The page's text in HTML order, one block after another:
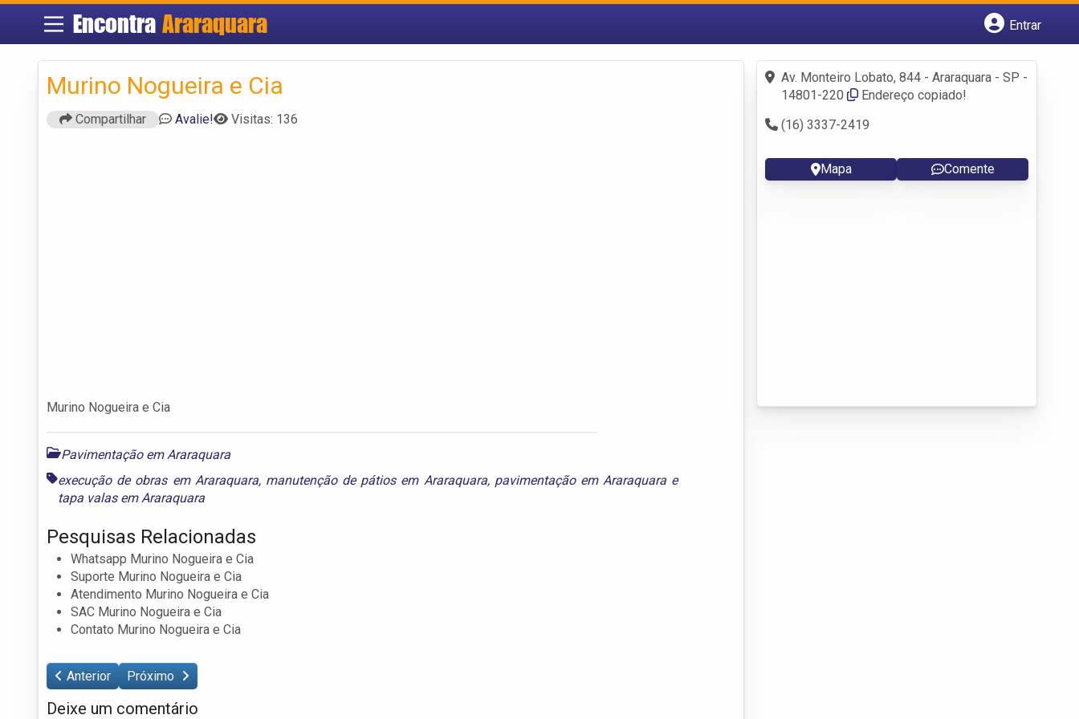
Encontra Araraquara
Entrar
Fazer login
Criar conta
Murino Nogueira e Cia
Compartilhar Avalie! Visitas: 136
Murino Nogueira e Cia
Pavimentação em Araraquara
execução de obras em Araraquara, manutenção de pátios em Araraquara, pavimentação em Araraquara e
tapa valas em Araraquara
Pesquisas Relacionadas
Whatsapp Murino Nogueira e Cia
Suporte Murino Nogueira e Cia
Atendimento Murino Nogueira e Cia
SAC Murino Nogueira e Cia
Contato Murino Nogueira e Cia
Anterior Próximo
Deixe um comentário
Av. Monteiro Lobato, 844 - Araraquara - SP -
14801-220
Endereço copiado!
(16) 3337-2419
Mapa Comente